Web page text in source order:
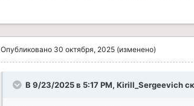
Опубликовано 30 октября, 2025 (изменено)
В 9/23/2025 в 5:17 PM, Kirill_Sergeevich